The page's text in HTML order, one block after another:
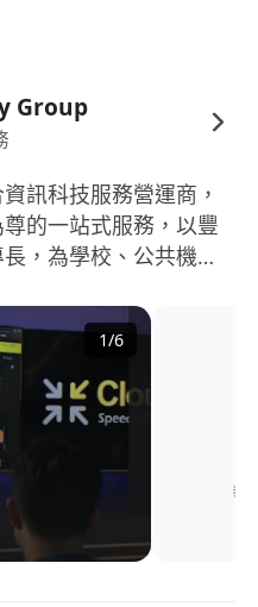
Group
訊科技服務營運商，
的一站式服務，以豐
，為學校、公共機構
一。
1/6